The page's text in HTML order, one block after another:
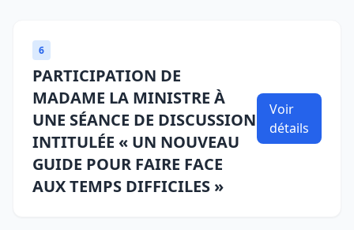
6
PARTICIPATION DE
MADAME LA MINISTRE À
UNE SÉANCE DE DISCUSSION
INTITULÉE « UN NOUVEAU
GUIDE POUR FAIRE FACE
AUX TEMPS DIFFICILES »
Voir
détails